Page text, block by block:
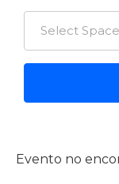
Select Space
Evento no